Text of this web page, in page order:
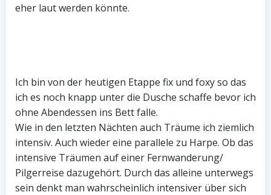
eher laut werden könnte.
Ich bin von der heutigen Etappe fix und foxy so das
ich es noch knapp unter die Dusche schaffe bevor ich
ohne Abendessen ins Bett falle.
Wie in den letzten Nächten auch Träume ich ziemlich
intensiv. Auch wieder eine parallele zu Harpe. Ob das
intensive Träumen auf einer Fernwanderung/
Pilgerreise dazugehört. Durch das alleine unterwegs
sein denkt man wahrscheinlich intensiver über sich